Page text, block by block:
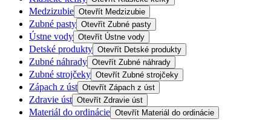
Medzizubie Otevřít Medzizubie
Zubné pasty Otevřít Zubné pasty
Ústne vody Otevřít Ústne vody
Detské produkty Otevřít Detské produkty
Zubné náhrady Otevřít Zubné náhrady
Zubné strojčeky Otevřít Zubné strojčeky
Zápach z úst Otevřít Zápach z úst
Zdravie úst Otevřít Zdravie úst
Materiál do ordinácie Otevřít Materiál do ordinácie